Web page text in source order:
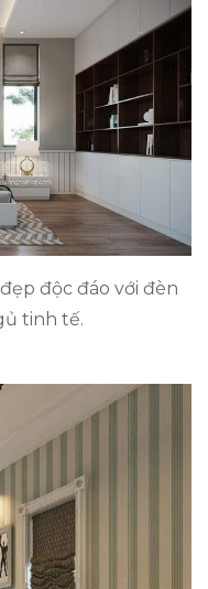
độc đáo với đèn
tinh tế.